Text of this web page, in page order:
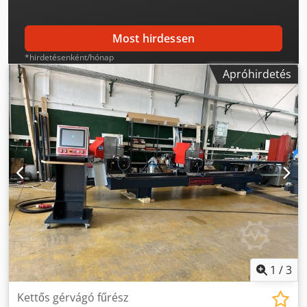
Most hirdessen
*hirdetésenként/hónap
Apróhirdetés
1 /3
Kettős gérvágó fűrész